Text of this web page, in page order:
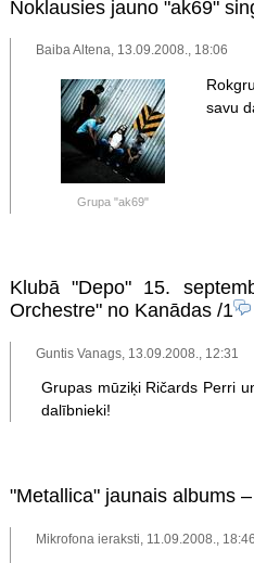
Noklausies jauno "ak69"
Baiba Altena, 13.09.2008., 18:06
Grupa "ak69"
savu
Klubā "Depo" 15.
Orchestre" no Kanādas/1
Guntis Vanags, 13.09.2008., 12:31
Grupas mūziķi Ričards Perri
dalībnieki!
"Metallica" jaunais albums
Mikrofona ieraksti, 11.09.2008., 18:46